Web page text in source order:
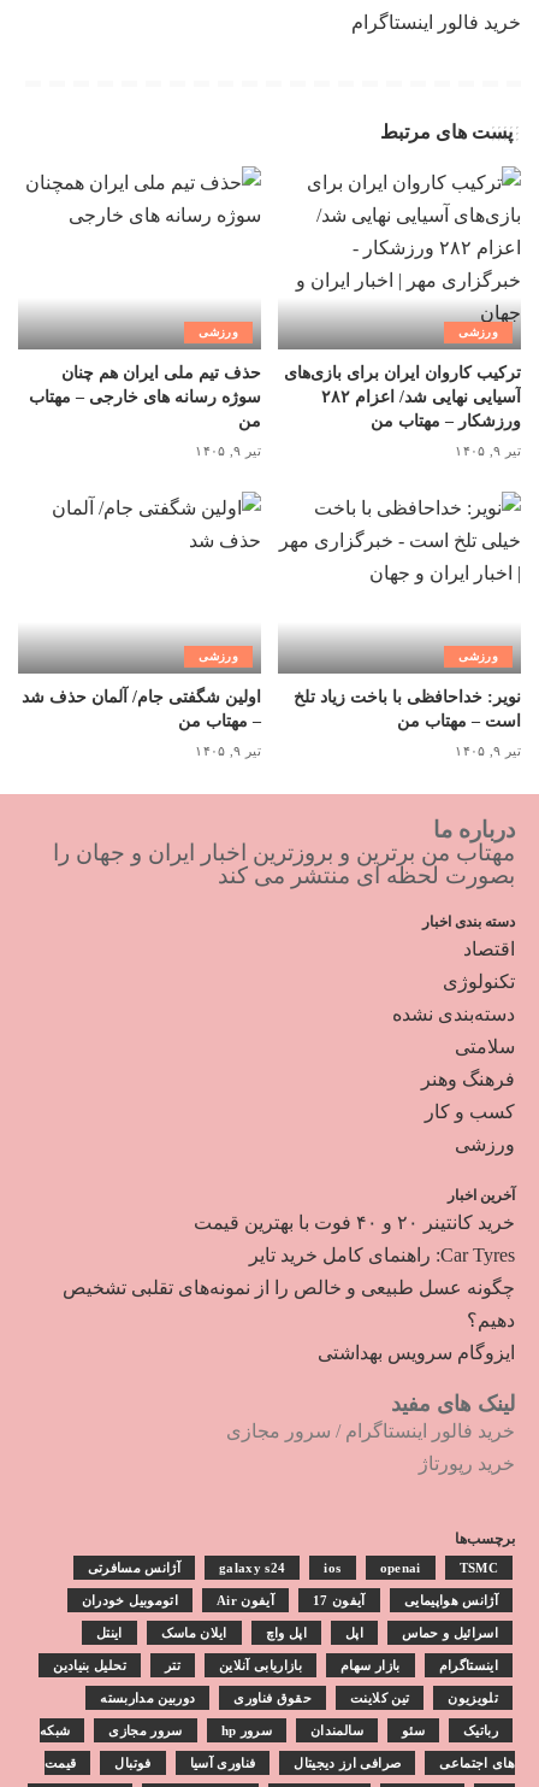
خرید فالور اینستاگرام
پست های مرتبط
ورزشی
ترکیب کاروان ایران برای بازی‌های
آسیایی نهایی شد/ اعزام ۲۸۲
ورزشکار – مهتاب من
تیر ۹, ۱۴۰۵
ورزشی
حذف تیم ملی ایران هم چنان
سوژه رسانه های خارجی – مهتاب
من
تیر ۹, ۱۴۰۵
ورزشی
نویر: خداحافظی با باخت زیاد تلخ
است – مهتاب من
تیر ۹, ۱۴۰۵
ورزشی
اولین شگفتی جام/ آلمان حذف شد
– مهتاب من
تیر ۹, ۱۴۰۵
درباره ما
مهتاب من برترین و بروزترین اخبار ایران و جهان را
بصورت لحظه ای منتشر می کند
دسته بندی اخبار
اقتصاد
تکنولوژی
دسته‌بندی نشده
سلامتی
فرهنگ وهنر
کسب و کار
ورزشی
آخرین اخبار
خرید کانتینر ۲۰ و ۴۰ فوت با بهترین قیمت
Car Tyres: راهنمای کامل خرید تایر
چگونه عسل طبیعی و خالص را از نمونه‌های تقلبی تشخیص
دهیم؟
ایزوگام سرویس بهداشتی
لینک های مفید
خرید فالور اینستاگرام / سرور مجازی
خرید رپورتاژ
برچسب‌ها
galaxy s24 ios openai TSMC آژانس مسافرتی
آژانس هواپیمایی آیفون 17 آیفون Air اتوموبیل خودران
اسرائیل و حماس اپل اپل واچ ایلان ماسک اینتل
اینستاگرام بازار سهام بازاریابی آنلاین تتر تحلیل بنیادین
تلویزیون تین کلاینت حقوق فناوری دوربین مداربسته
رباتیک سئو سالمندان سرور hp سرور مجازی شبکه
های اجتماعی صرافی ارز دیجیتال فناوری آسیا فوتبال قیمت